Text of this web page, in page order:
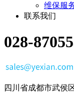
维保服
联系我们
028-
四川省成都市武侯